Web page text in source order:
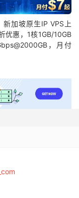
新加坡原生IP VPS上
优惠，1核1GB/10GB
，月付